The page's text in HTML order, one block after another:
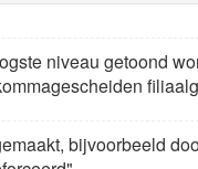
niveau getoond
bijvoorbeeld